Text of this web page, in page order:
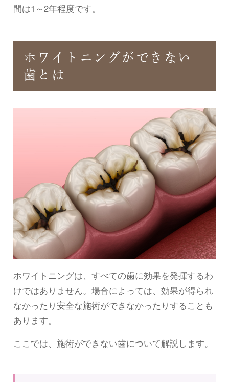
間は1～2年程度です。
ホワイトニングができない
歯とは
ホワイトニングは、すべての歯に効果を発揮するわ
けではありません。場合によっては、効果が得られ
なかったり安全な施術ができなかったりすることも
あります。
ここでは、施術ができない歯について解説します。